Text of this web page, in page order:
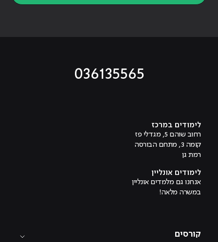
036135565
לימודים במרכז
רחוב שוהם 5, מגדלי פז
קומה 3, מתחם הבורסה
רמת גן
לימודים אונליין
אנחנו גם מלמדים אונליין
במשרה מלאה!
קורסים